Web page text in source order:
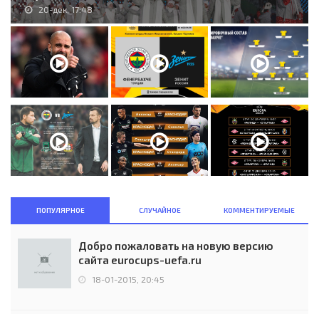
20-дек, 17:48
ПОПУЛЯРНОЕ СЛУЧАЙНОЕ КОММЕНТИРУЕМЫЕ
Добро пожаловать на новую версию
сайта eurocups-uefa.ru
18-01-2015, 20:45